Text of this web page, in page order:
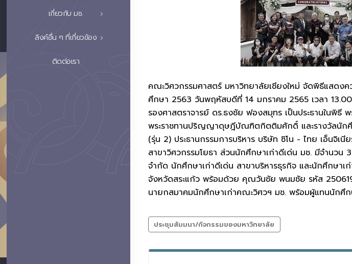
เกี่ยวกับ มช.
ลิงค์อื่น ๆ ที่เกี่ยวข้อง
ติดต่อเรา
คณะวิศวกรรมศาสตร์ มหาวิทยาลัยเชียงใหม่ จัดพิธีแสด
ศึกษา 2563 วันพฤหัสบดีที่ 14 มกราคม 2565 เวลา
รองศาสตราจารย์ ดร.ธงชัย ฟองสมุทร เป็นประธานในพิธี
พระราชทานปริญญาดุษฎีบัณฑิตกิตติมศักดิ์ และรางวัลนักศึ
(รุ่น 2) ประธานกรรมการบริหาร บริษัท ซิโน - ไทย เอ็นจิ
สาขาวิศวกรรมโยธา ส่วนนักศึกษาเก่าดีเด่น มช. มีจำนว
จำกัด นักศึกษาเก่าดีเด่น สาขาบริหารธุรกิจ และนักศึกษา
จังหวัดสระแก้ว พร้อมด้วย คุณวันชัย พนมชัย รหัส
นายกสมาคมนักศึกษาเก่าคณะวิศวฯ มช. พร้อมผู้แทนนักศึ
ประชุมสัมมนา/กิจกรรมของมหาวิทยาลัย